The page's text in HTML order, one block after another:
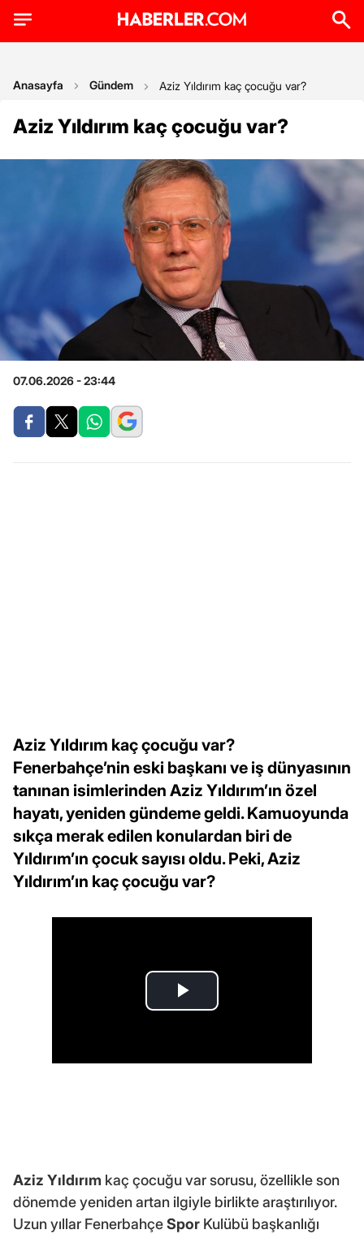
Anasayfa Gündem Aziz Yıldırım kaç çocuğu var?
Aziz Yıldırım kaç çocuğu var?
07.06.2026 - 23:44
Aziz Yıldırım kaç çocuğu var?
Fenerbahçe’nin eski başkanı ve iş dünyasının
tanınan isimlerinden Aziz Yıldırım’ın özel
hayatı, yeniden gündeme geldi. Kamuoyunda
sıkça merak edilen konulardan biri de
Yıldırım’ın çocuk sayısı oldu. Peki, Aziz
Yıldırım’ın kaç çocuğu var?
Aziz Yıldırım kaç çocuğu var sorusu, özellikle son
dönemde yeniden artan ilgiyle birlikte araştırılıyor.
Uzun yıllar FenerbahçeSpor Kulübü başkanlığı